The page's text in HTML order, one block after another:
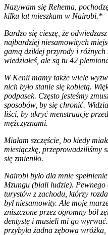
Nazywam się Rehema,
kilku lat mieszkam w Nairobi.*
Bardzo się cieszę, że
najbardziej niesamowitych
gamą dzikiej przyrody i
wiedziałeś, ale są tu 42
W Kenii mamy także wiele
nich było stanie się kobietą.
podpasek. Często jesteśmy
sposobów, by się chronić.
liści, by ukryć menstruację
mężczyznami.
Miałam szczęście, bo kiedy
miesiączkę, przeprowadziliśmy
się zmieniło.
Nairobi było dla mnie
Mzungu (biali ludzie). Pewnego
turystów z zachodu, którzy
był niesamowity. Ale moje
zniszczone przez ogromny ból
dentystę i musieli mi go
przybyła żadna zębowa